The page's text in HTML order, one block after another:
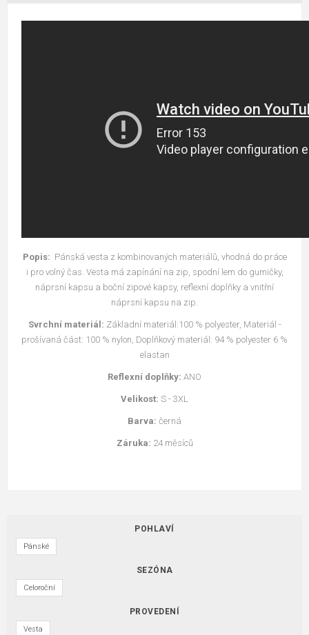
Popis: Pánská vesta z kombinovaných materiálů, vhodná do práce
i pro volný čas. Vesta má zapínání na zip, spodní lem do gumičky,
náprsní kapsu a boční zipové kapsy, reflexní doplňky a vnitřní
náprsní kapsu na zip.
Svrchní materiál: Základní materiál:100 % polyester, Materiál -
prošívaná část: 100 % nylon, Doplňkový materiál: 94 % polyester 6 %
elastan
Reflexní doplňky: ANO
Velikost: S - 3XL
Barva: černá
Záruka: 24 měsíců
POHLAVÍ
Pánské
SEZÓNA
Celoroční
PROVEDENÍ
Vesta